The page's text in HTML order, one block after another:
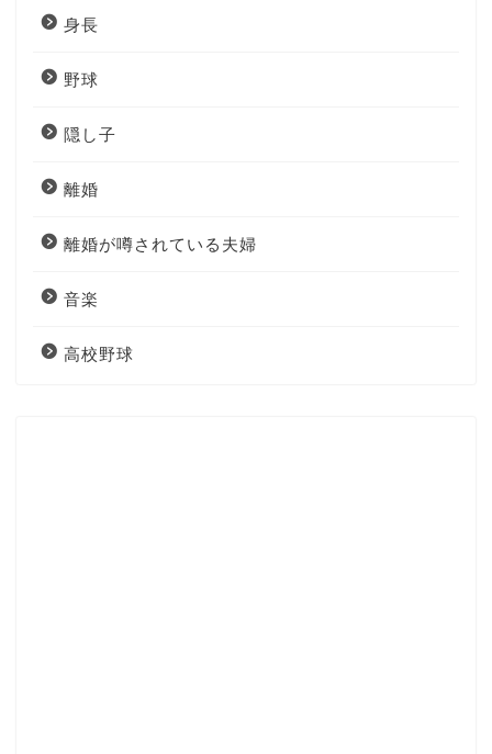
身長
野球
隠し子
離婚
離婚が噂されている夫婦
音楽
高校野球